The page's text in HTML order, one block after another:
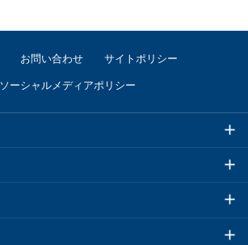
お問い合わせ サイトポリシー
ソーシャルメディアポリシー